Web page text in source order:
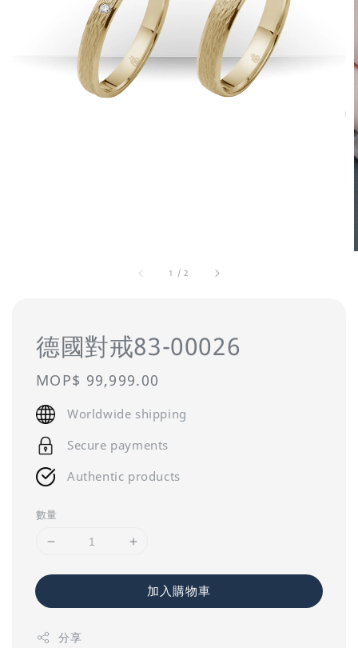
1 /2
德國對戒83-00026
Regular
price
MOP$ 99,999.00
Worldwide shipping
Secure payments
Authentic products
數量
加入購物車
分享